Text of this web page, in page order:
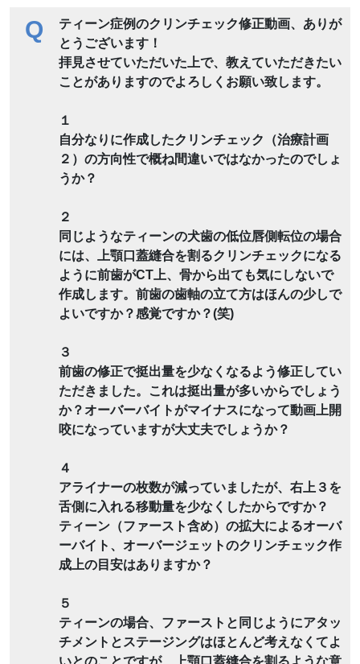
Q
ティーン症例のクリンチェック修正動画、ありが
とうございます！
拝見させていただいた上で、教えていただきたい
ことがありますのでよろしくお願い致します。
１
自分なりに作成したクリンチェック（治療計画
２）の方向性で概ね間違いではなかったのでしょ
うか？
２
同じようなティーンの犬歯の低位唇側転位の場合
には、上顎口蓋縫合を割るクリンチェックになる
ように前歯がCT上、骨から出ても気にしないで
作成します。前歯の歯軸の立て方はほんの少しで
よいですか？感覚ですか？(笑)
３
前歯の修正で挺出量を少なくなるよう修正してい
ただきました。これは挺出量が多いからでしょう
か？オーバーバイトがマイナスになって動画上開
咬になっていますが大丈夫でしょうか？
４
アライナーの枚数が減っていましたが、右上３を
舌側に入れる移動量を少なくしたからですか？
ティーン（ファースト含め）の拡大によるオーバ
ーバイト、オーバージェットのクリンチェック作
成上の目安はありますか？
５
ティーンの場合、ファーストと同じようにアタッ
チメントとステージングはほとんど考えなくてよ
いとのことですが、上顎口蓋縫合を割るような意